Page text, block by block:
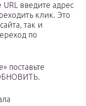
введите адрес
клик. Это
так и
по
поставьте